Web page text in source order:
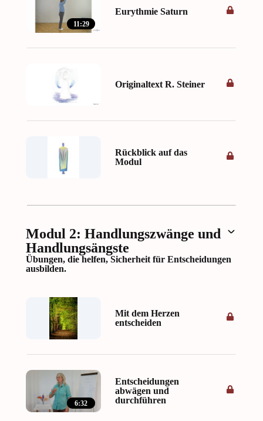
11:29
Eurythmie Saturn
Originaltext R. Steiner
Rückblick auf das
Modul
Modul 2: Handlungszwänge und
Handlungsängste
Übungen, die helfen, Sicherheit für Entscheidungen
ausbilden.
Mit dem Herzen
entscheiden
6:32
Entscheidungen
abwägen und
durchführen